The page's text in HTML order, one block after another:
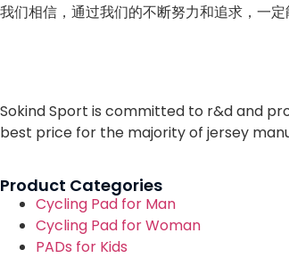
我们相信，通过我们的不断努力和追求，一
Sokind Sport is committed to r&d and
best price for the majority of jersey
Product Categories
Cycling Pad for Man
Cycling Pad for Woman
PADs for Kids